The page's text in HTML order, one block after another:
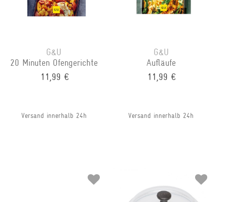
G&U
20 Minuten Ofengerichte
11,99 €
Versand innerhalb 24h
G&U
Aufläufe
11,99 €
Versand innerhalb 24h